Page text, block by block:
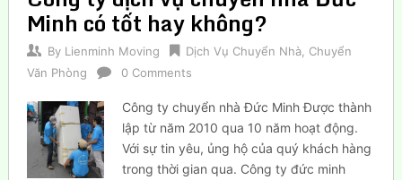
Minh có tốt hay không?
By Lienminh Moving Dịch Vụ Chuyển Nhà, Chuyển
Văn Phòng
0 Comments
Công ty chuyển nhà Đức Minh Được thành
lập từ năm 2010 qua 10 năm hoạt động.
Với sự tin yêu, ủng hộ của quý khách hàng
trong thời gian qua. Công ty đức minh